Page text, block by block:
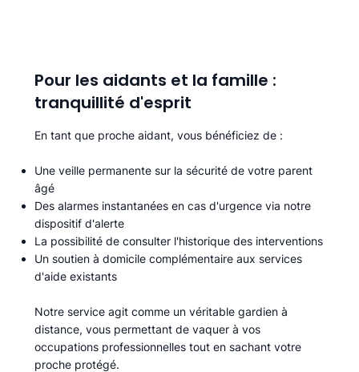
Pour les aidants et la famille :
tranquillité d'esprit
En tant que proche aidant, vous bénéficiez de :
Une veille permanente sur la sécurité de votre parent
âgé
Des alarmes instantanées en cas d'urgence via notre
dispositif d'alerte
La possibilité de consulter l'historique des interventions
Un soutien à domicile complémentaire aux services
d'aide existants
Notre service agit comme un véritable gardien à
distance, vous permettant de vaquer à vos
occupations professionnelles tout en sachant votre
proche protégé.